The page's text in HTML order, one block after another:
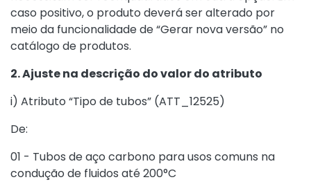
caso positivo, o produto deverá ser alterado por
meio da funcionalidade de “Gerar nova versão” no
catálogo de produtos.
2. Ajuste na descrição do valor do atributo
i) Atributo “Tipo de tubos” (ATT_12525)
De:
01 - Tubos de aço carbono para usos comuns na
condução de fluidos até 200°C